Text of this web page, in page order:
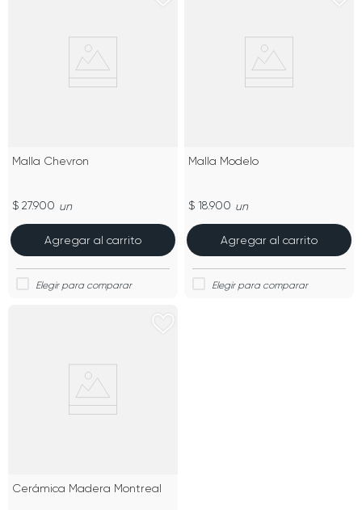
Malla Chevron
$ 27.900 un
Agregar al carrito
Malla Modelo
$ 18.900 un
Agregar al carrito
Cerámica Madera Montreal